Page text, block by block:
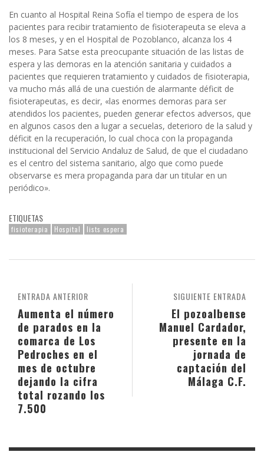
En cuanto al Hospital Reina Sofía el tiempo de espera de los
pacientes para recibir tratamiento de fisioterapeuta se eleva a
los 8 meses, y en el Hospital de Pozoblanco, alcanza los 4
meses. Para Satse esta preocupante situación de las listas de
espera y las demoras en la atención sanitaria y cuidados a
pacientes que requieren tratamiento y cuidados de fisioterapia,
va mucho más allá de una cuestión de alarmante déficit de
fisioterapeutas, es decir, «las enormes demoras para ser
atendidos los pacientes, pueden generar efectos adversos, que
en algunos casos den a lugar a secuelas, deterioro de la salud y
déficit en la recuperación, lo cual choca con la propaganda
institucional del Servicio Andaluz de Salud, de que el ciudadano
es el centro del sistema sanitario, algo que como puede
observarse es mera propaganda para dar un titular en un
periódico».
ETIQUETAS
fisioterapia Hospital lists espera
SIGUIENTE ENTRADA
El pozoalbense
Manuel Cardador,
presente en la
jornada de
captación del
Málaga C.F.
ENTRADA ANTERIOR
Aumenta el número
de parados en la
comarca de Los
Pedroches en el
mes de octubre
dejando la cifra
total rozando los
7.500